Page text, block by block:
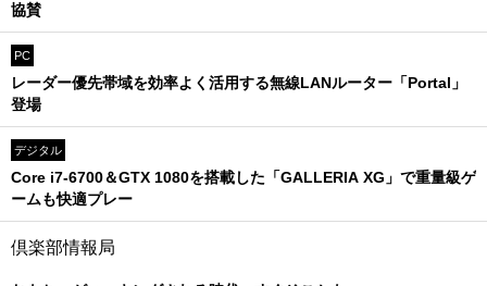
協賛
PC
レーダー優先帯域を効率よく活用する無線LANルーター「Portal」
登場
デジタル
Core i7-6700＆GTX 1080を搭載した「GALLERIA XG」で重量級ゲ
ームも快適プレー
倶楽部情報局